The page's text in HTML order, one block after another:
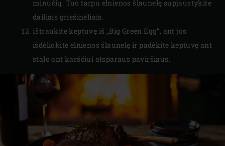
minučių. Tuo tarpu elnienos šlaunelę supjaustykite
dailiais griežinėliais.
Ištraukite keptuvę iš „Big Green Egg“, ant jos
išdėliokite elnienos šlaunelę ir padėkite keptuvę ant
stalo ant karščiui atsparaus paviršiaus.